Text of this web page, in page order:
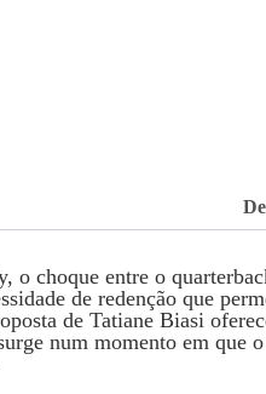
choque entre o
de redenção que
de Tatiane Biasi
num momento em que